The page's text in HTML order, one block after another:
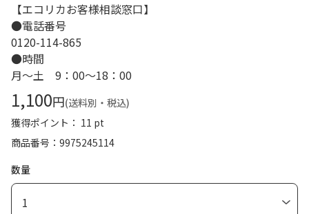
【エコリカお客様相談窓口】
●電話番号
0120-114-865
●時間
月～土 9：00～18：00
1,100円(送料別・税込)
獲得ポイント： 11 pt
商品番号
9975245114
数量
1